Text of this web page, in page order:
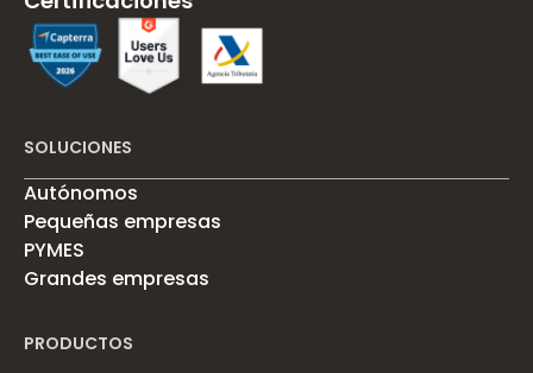
SOLUCIONES
Autónomos
Pequeñas empresas
PYMES
Grandes empresas
PRODUCTOS